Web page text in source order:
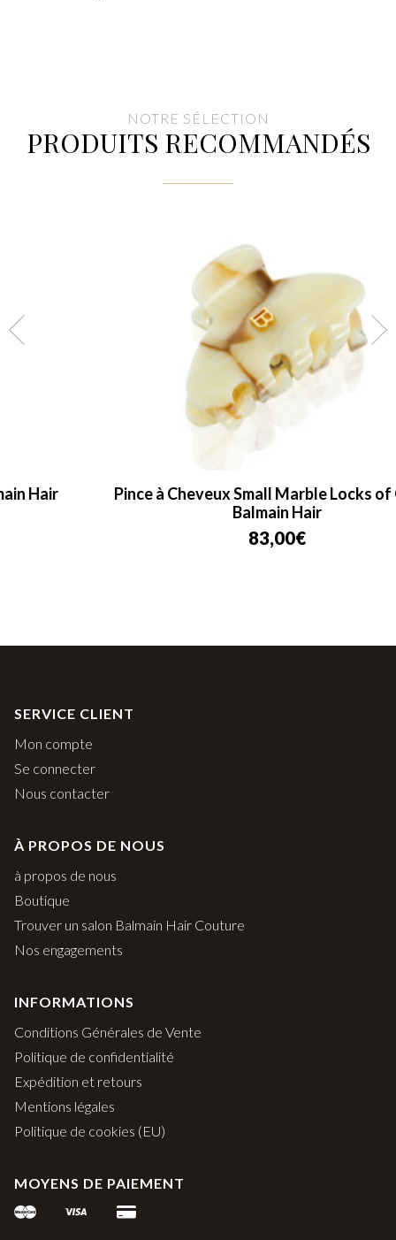
NOTRE SÉLECTION
PRODUITS RECOMMANDÉS
Pince à Cheveux Small Marble Locks of Gold –
Balmain Hair
SERVICE CLIENT
Mon compte
Se connecter
Nous contacter
À PROPOS DE NOUS
à propos de nous
Boutique
Trouver un salon Balmain Hair Couture
Nos engagements
INFORMATIONS
Conditions Générales de Vente
Politique de confidentialité
Expédition et retours
Mentions légales
Politique de cookies (EU)
MOYENS DE PAIEMENT